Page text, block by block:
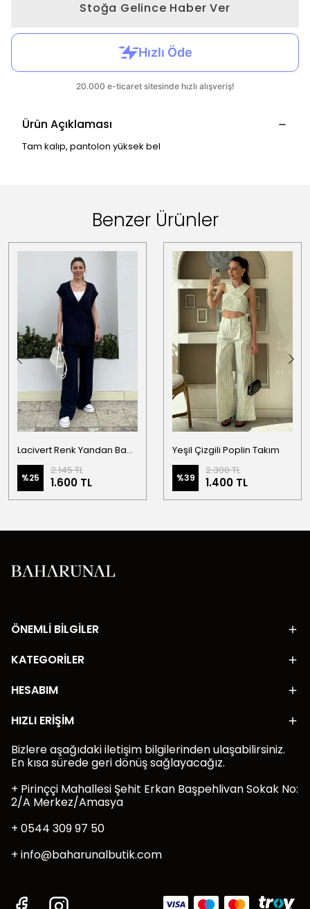
Stoğa Gelince Haber Ver
Ürün Açıklaması
Tam kalıp, pantolon yüksek bel
Benzer Ürünler
Lacivert Renk Yandan Bağlama Detaylı Yelekli Keten Takım
%25
2.145 TL
1.600 TL
Yeşil Çizgili Poplin Takım
%39
2.300 TL
1.400 TL
ÖNEMLİ BİLGİLER
KATEGORİLER
HESABIM
HIZLI ERİŞİM
Bizlere aşağıdaki iletişim bilgilerinden ulaşabilirsiniz.
En kısa sürede geri dönüş sağlayacağız.
+ Pirinççi Mahallesi Şehit Erkan Başpehlivan Sokak No:
2/A Merkez/Amasya
+ 0544 309 97 50
+ info@baharunalbutik.com